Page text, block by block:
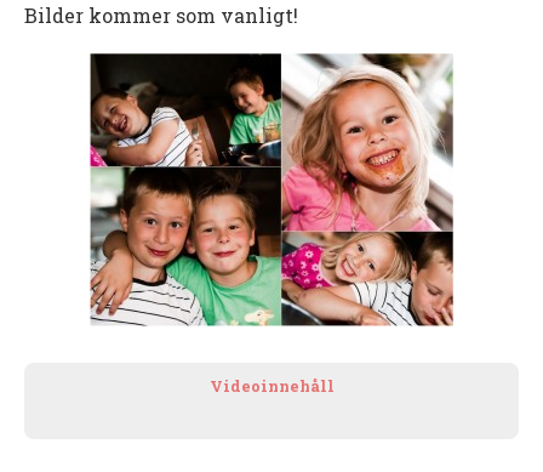
Bilder kommer som vanligt!
Videoinnehåll